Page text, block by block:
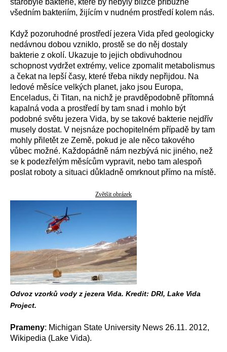
starobylé bakterie, které by nebyly blízce příbuzné
všedním bakteriím, žijícím v nudném prostředí kolem nás.
Když pozoruhodné prostředí jezera Vida před geologicky
nedávnou dobou vzniklo, prostě se do něj dostaly
bakterie z okolí. Ukazuje to jejich obdivuhodnou
schopnost vydržet extrémy, velice zpomalit metabolismus
a čekat na lepší časy, které třeba nikdy nepřijdou. Na
ledové měsíce velkých planet, jako jsou Europa,
Enceladus, či Titan, na nichž je pravděpodobně přítomná
kapalná voda a prostředí by tam snad i mohlo být
podobné světu jezera Vida, by se takové bakterie nejdřív
musely dostat. V nejsnáze pochopitelném případě by tam
mohly přiletět ze Země, pokud je ale něco takového
vůbec možné. Každopádně nám nezbývá nic jiného, než
se k podezřelým měsícům vypravit, nebo tam alespoň
poslat roboty a situaci důkladně omrknout přímo na místě.
Zvětšit obrázek
Odvoz vzorků vody z jezera Vida. Kredit: DRI, Lake Vida
Project.
Prameny: Michigan State University News 26.11. 2012,
Wikipedia (Lake Vida).